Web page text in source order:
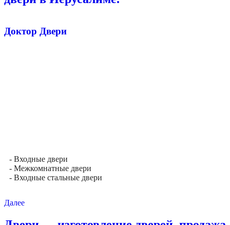
Доктор Двери
- Входные двери
- Межкомнатные двери
- Входные стальные двери
Далее